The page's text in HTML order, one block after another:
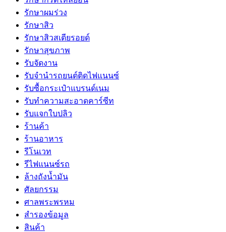
รักษาผมร่วง
รักษาสิว
รักษาสิวสเตียรอยด์
รักษาสุขภาพ
รับจัดงาน
รับจํานํารถยนต์ติดไฟแนนซ์
รับซื้อกระเป๋าแบรนด์เนม
รับทำความสะอาดคาร์ซีท
รับแจกใบปลิว
ร้านค้า
ร้านอาหาร
รีโนเวท
รีไฟแนนซ์รถ
ล้างถังน้ำมัน
ศัลยกรรม
ศาลพระพรหม
สำรองข้อมูล
สินค้า